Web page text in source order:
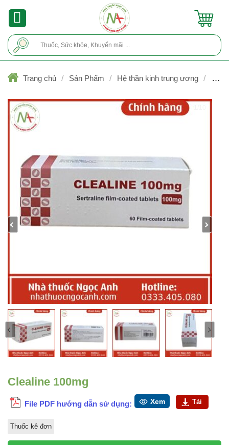
Trang chủ / Sản Phẩm / Hệ thần kinh trung ương /
Clealine 100mg
File PDF hướng dẫn sử dụng: Xem Tải
Thuốc kê đơn